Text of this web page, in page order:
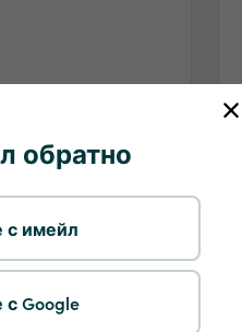
обратно
имейл
Google